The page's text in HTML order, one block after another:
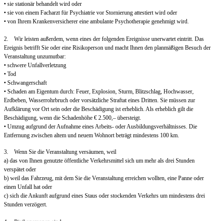
• sie stationär behandelt wird oder
• sie von einem Facharzt für Psychiatrie vor Stornierung attestiert wird oder
• von Ihrem Krankenversicherer eine ambulante Psychotherapie genehmigt wird.
2. Wir leisten außerdem, wenn eines der folgenden Ereignisse unerwartet eintritt. Das
Ereignis betrifft Sie oder eine Risikoperson und macht Ihnen den planmäßigen Besuch der
Veranstaltung unzumutbar:
• schwere Unfallverletzung
• Tod
• Schwangerschaft
• Schaden am Eigentum durch: Feuer, Explosion, Sturm, Blitzschlag, Hochwasser,
Erdbeben, Wasserrohrbruch oder vorsätzliche Straftat eines Dritten. Sie müssen zur
Aufklärung vor Ort sein oder die Beschädigung ist erheblich. Als erheblich gilt die
Beschädigung, wenn die Schadenhöhe € 2.500,– übersteigt.
• Umzug aufgrund der Aufnahme eines Arbeits- oder Ausbildungsverhältnisses. Die
Entfernung zwischen altem und neuem Wohnort beträgt mindestens 100 km.
3. Wenn Sie die Veranstaltung versäumen, weil
a) das von Ihnen genutzte öffentliche Verkehrsmittel sich um mehr als drei Stunden
verspätet oder
b) weil das Fahrzeug, mit dem Sie die Veranstaltung erreichen wollten, eine Panne oder
einen Unfall hat oder
c) sich die Ankunft aufgrund eines Staus oder stockenden Verkehrs um mindestens drei
Stunden verzögert.